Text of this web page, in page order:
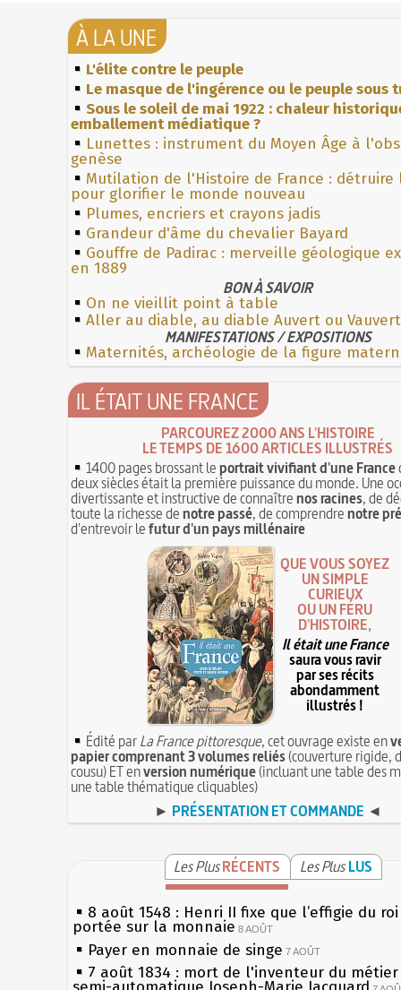
À LA UNE
L'élite contre le peuple
Le masque de l'ingérence ou le peuple sous
Sous le soleil de mai 1922 : chaleur
emballement médiatique ?
Lunettes : instrument du Moyen Âge à
genèse
Mutilation de l'Histoire de France : détruire
pour glorifier le monde nouveau
Plumes, encriers et crayons jadis
Grandeur d'âme du chevalier Bayard
Gouffre de Padirac : merveille géologique
en 1889
BON À SAVOIR
On ne vieillit point à table
Aller au diable, au diable Auvert ou Vauvert
MANIFESTATIONS / EXPOSITIONS
Maternités, archéologie de la figure
IL ÉTAIT UNE FRANCE
PARCOUREZ 2000 ANS L'HISTOIRE
LE TEMPS DE 1600 ARTICLES ILLUSTRÉS
1400 pages brossant leportrait vivifiant d'une France
deux siècles était la première puissance du monde. Une
divertissante et instructive de connaîtrenos racines, de
toute la richesse denotre passé, de comprendrenotre
d'entrevoir lefutur d'un pays millénaire
QUE VOUS SOYEZ
UN SIMPLE
CURIEUX
OU UN FÉRU
D'HISTOIRE,
Il était une France
saura vous ravir
par ses récits
abondamment
illustrés !
Édité parLa France pittoresque, cet ouvrage existe en
papier comprenant 3 volumes reliés(couverture rigide,
cousu) ET enversion numérique(incluant une table des
une table thématique cliquables)
► PRÉSENTATION ET COMMANDE ◄
Les PlusRÉCENTS Les Plus LUS
8 août 1548 : Henri II fixe que l’effigie du
portée sur la monnaie 8 AOÛT
Payer en monnaie de singe 7 AOÛT
7 août 1834 : mort de l'inventeur du